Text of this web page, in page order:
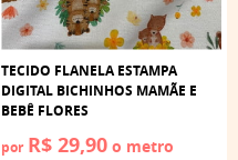
TECIDO FLANELA ESTAMPA
DIGITAL BICHINHOS MAMÃE E
BEBÊ FLORES
por R$ 29,90 o metro